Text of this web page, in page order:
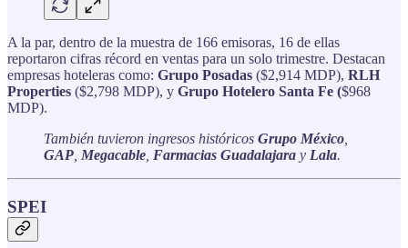
A la par, dentro de la muestra de 166 emisoras, 16 de ellas
reportaron cifras récord en ventas para un solo trimestre. Destacan
empresas hoteleras como: Grupo Posadas ($2,914 MDP), RLH
Properties ($2,798 MDP), y Grupo Hotelero Santa Fe ($968
MDP).
También tuvieron ingresos históricos Grupo México
GAP Megacable Farmacias Guadalajara y Lala.
SPEI